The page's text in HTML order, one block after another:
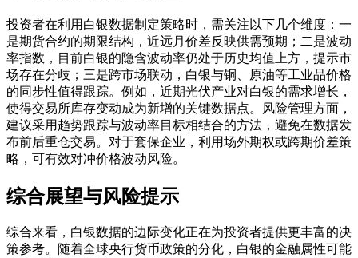
投资者在利用白银数据制定策略时，需关注以下几个维度：一
是期货合约的期限结构，近远月价差反映供需预期；二是波动
率指数，目前白银的隐含波动率仍处于历史均值上方，提示市
场存在分歧；三是跨市场联动，白银与铜、原油等工业品价格
的同步性值得跟踪。例如，近期光伏产业对白银的需求增长，
使得交易所库存变动成为新增的关键数据点。风险管理方面，
建议采用趋势跟踪与波动率目标相结合的方法，避免在数据发
布前后重仓交易。对于套保企业，利用场外期权或跨期价差策
略，可有效对冲价格波动风险。
综合展望与风险提示
综合来看，白银数据的边际变化正在为投资者提供更丰富的决
策参考。随着全球央行货币政策的分化，白银的金融属性可能